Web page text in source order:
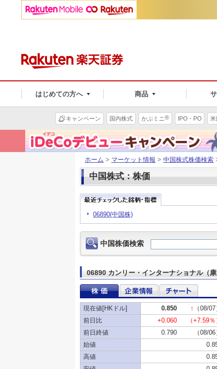
はじめての方へ 商品
キャンペーン 国内株式 かぶミニ® IPO・PO
ホーム > マーケット情報 > 中国株式株価検索
中国株式：株価
06890(中国株)